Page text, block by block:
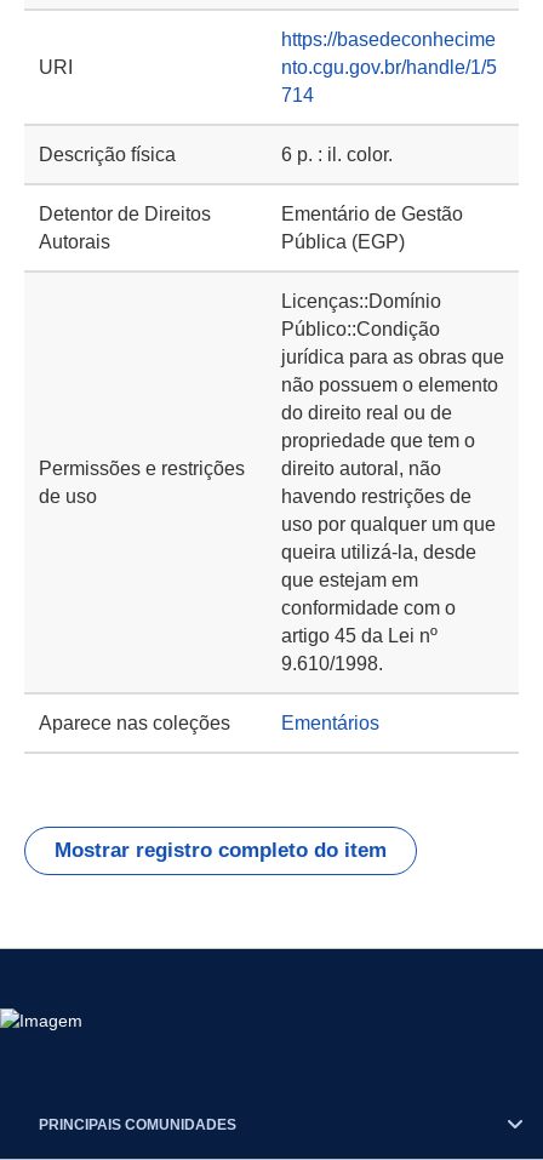
URI
https://basedeconhecime
nto.cgu.gov.br/handle/1/5
714
Descrição física 6 p. : il. color.
Detentor de Direitos
Autorais
Ementário de Gestão
Pública (EGP)
Permissões e restrições
de uso
Licenças::Domínio
Público::Condição
jurídica para as obras que
não possuem o elemento
do direito real ou de
propriedade que tem o
direito autoral, não
havendo restrições de
uso por qualquer um que
queira utilizá-la, desde
que estejam em
conformidade com o
artigo 45 da Lei nº
9.610/1998.
Aparece nas coleções Ementários
Mostrar registro completo do item
PRINCIPAIS COMUNIDADES